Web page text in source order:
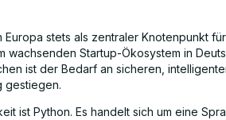
stets als zentraler Knotenpunkt
wachsenden Startup-Ökosystem in
ist der Bedarf an sicheren,
gestiegen.
ist Python. Es handelt sich um eine